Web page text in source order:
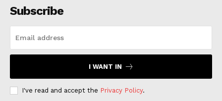
Subscribe
I WANT IN
I've read and accept the Privacy Policy.